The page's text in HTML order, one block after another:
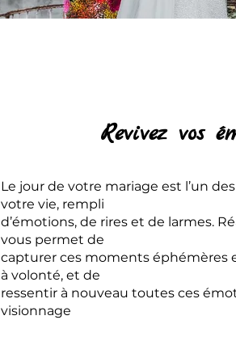
Revivez vos
Le jour de votre mariage est l’un
votre vie, rempli
d’émotions, de rires et de larmes.
vous permet de
capturer ces moments éphémères
à volonté, et de
ressentir à nouveau toutes ces
visionnage